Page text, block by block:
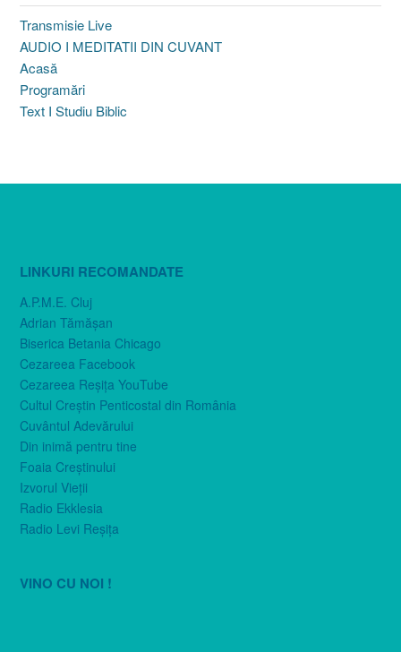
Transmisie Live
AUDIO I MEDITATII DIN CUVANT
Acasă
Programări
Text I Studiu Biblic
LINKURI RECOMANDATE
A.P.M.E. Cluj
Adrian Tămăşan
Biserica Betania Chicago
Cezareea Facebook
Cezareea Reşiţa YouTube
Cultul Creştin Penticostal din România
Cuvântul Adevărului
Din inimă pentru tine
Foaia Creştinului
Izvorul Vieţii
Radio Ekklesia
Radio Levi Reşiţa
VINO CU NOI !